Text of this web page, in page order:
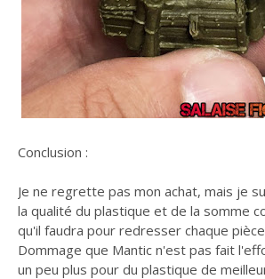
Conclusion :
Je ne regrette pas mon achat, mais je
la qualité du plastique et de la somme
qu'il faudra pour redresser chaque
Dommage que Mantic n'est pas fait
un peu plus pour du plastique de